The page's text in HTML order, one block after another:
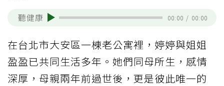
聽健康 00:00 / 00:00
在台北市大安區一棟老公寓裡，婷婷與姐姐
盈盈已共同生活多年。她們同母所生，感情
深厚，母親兩年前過世後，更是彼此唯一的